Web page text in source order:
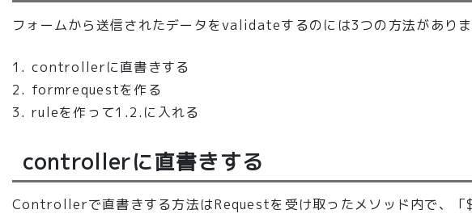
フォームから送信されたデータをvalidateするのには3つの方法がありま
controllerに直書きする
formrequestを作る
ruleを作って1.2.に入れる
controllerに直書きする
Controllerで直書きする方法はRequestを受け取ったメソッド内で